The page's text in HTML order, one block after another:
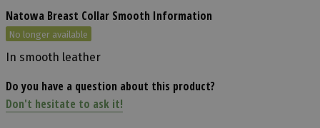
Natowa Breast Collar Smooth Information
No longer available
In smooth leather
Do you have a question about this product?
Don't hesitate to ask it!